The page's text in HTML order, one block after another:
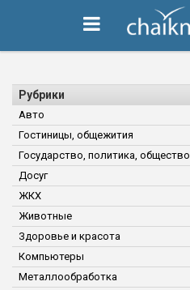
Рубрики
Авто
Гостиницы, общежития
Государство, политика, общество
Досуг
ЖКХ
Животные
Здоровье и красота
Компьютеры
Металлообработка